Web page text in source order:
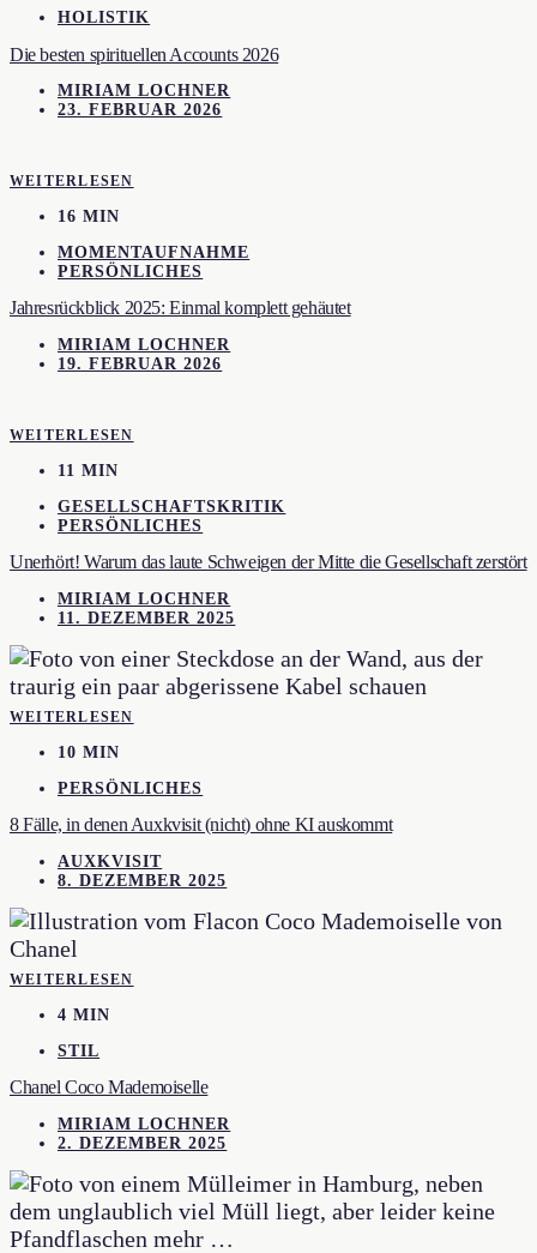
HOLISTIK
Die besten spirituellen Accounts 2026
MIRIAM LOCHNER
23. FEBRUAR 2026
WEITERLESEN
16 MIN
MOMENTAUFNAHME
PERSÖNLICHES
Jahresrückblick 2025: Einmal komplett gehäutet
MIRIAM LOCHNER
19. FEBRUAR 2026
WEITERLESEN
11 MIN
GESELLSCHAFTSKRITIK
PERSÖNLICHES
Unerhört! Warum das laute Schweigen der Mitte die Gesellschaft zerstört
MIRIAM LOCHNER
11. DEZEMBER 2025
WEITERLESEN
10 MIN
PERSÖNLICHES
8 Fälle, in denen Auxkvisit (nicht) ohne KI auskommt
AUXKVISIT
8. DEZEMBER 2025
WEITERLESEN
4 MIN
STIL
Chanel Coco Mademoiselle
MIRIAM LOCHNER
2. DEZEMBER 2025